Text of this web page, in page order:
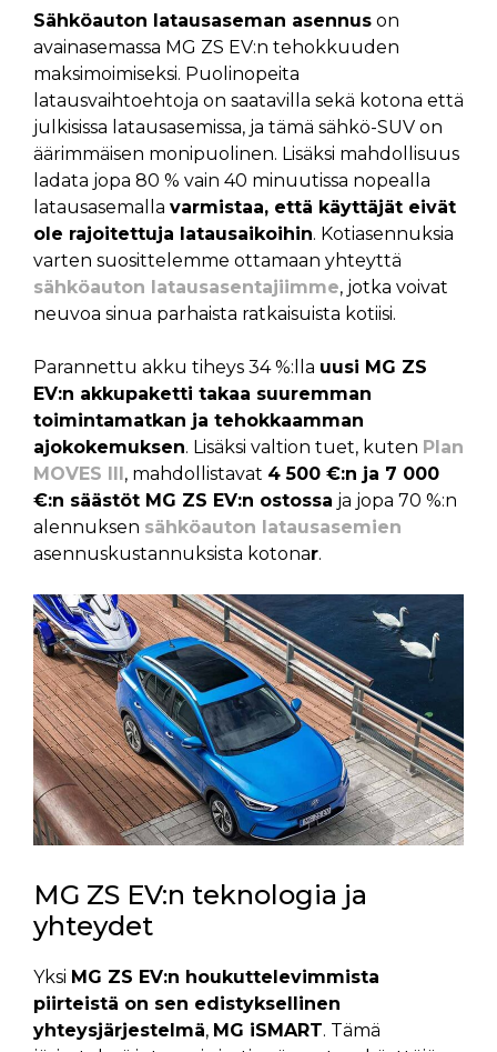
Sähköauton latausaseman asennus on
avainasemassa MG ZS EV:n tehokkuuden
maksimoimiseksi. Puolinopeita
latausvaihtoehtoja on saatavilla sekä kotona että
julkisissa latausasemissa, ja tämä sähkö-SUV on
äärimmäisen monipuolinen. Lisäksi mahdollisuus
ladata jopa 80 % vain 40 minuutissa nopealla
latausasemalla varmistaa, että käyttäjät eivät
ole rajoitettuja latausaikoihin. Kotiasennuksia
varten suosittelemme ottamaan yhteyttä
sähköauton latausasentajiimme, jotka voivat
neuvoa sinua parhaista ratkaisuista kotiisi.
Parannettu akku tiheys 34 %:lla uusi MG ZS
EV:n akkupaketti takaa suuremman
toimintamatkan ja tehokkaamman
ajokokemuksen. Lisäksi valtion tuet, kuten Plan
MOVES III, mahdollistavat 4 500 €:n ja 7 000
€:n säästöt MG ZS EV:n ostossa ja jopa 70 %:n
alennuksen sähköauton latausasemien
asennuskustannuksista kotonar.
MG ZS EV:n teknologia ja
yhteydet
Yksi MG ZS EV:n houkuttelevimmista
piirteistä on sen edistyksellinen
yhteysjärjestelmä, MG iSMART. Tämä